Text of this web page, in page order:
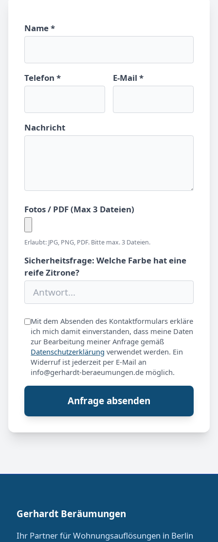
Name *
Telefon * E-Mail *
Nachricht
Fotos / PDF (Max 3 Dateien)
Erlaubt: JPG, PNG, PDF. Bitte max. 3 Dateien.
Sicherheitsfrage: Welche Farbe hat eine
reife Zitrone?
Mit dem Absenden des Kontaktformulars erkläre
ich mich damit einverstanden, dass meine Daten
zur Bearbeitung meiner Anfrage gemäß
Datenschutzerklärung verwendet werden. Ein
Widerruf ist jederzeit per E-Mail an
info@gerhardt-beraeumungen.de möglich.
Anfrage absenden
Gerhardt Beräumungen
Ihr Partner für Wohnungsauflösungen in Berlin